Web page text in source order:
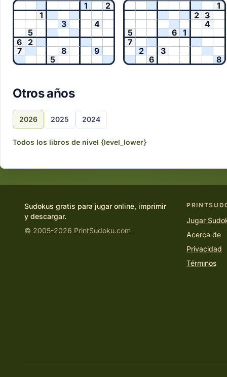
1
2
1
3
4
5
6
2
7
8
9
5
1
2
3
4
5
6
1
7
2
3
6
8
Otros años
2026 2025 2024
Todos los libros de nivel {level_lower}
Sudokus gratis para jugar online, imprimir
y descargar.
© 2005-2026 PrintSudoku.com
Jugar
Acerca de
Privacidad
Términos